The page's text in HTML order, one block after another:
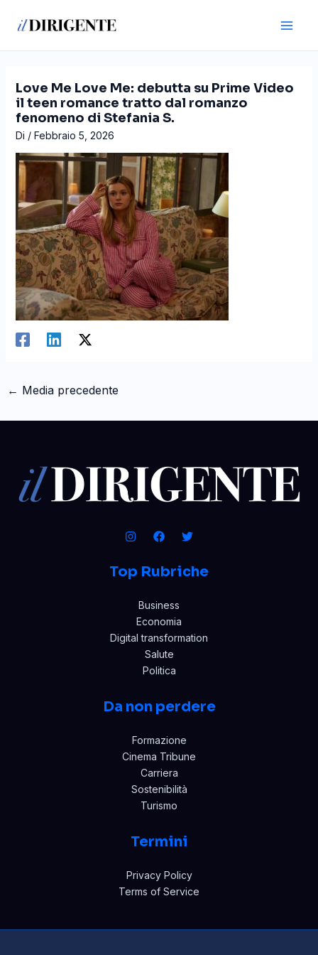
Love Me Love Me: debutta su Prime Video
il teen romance tratto dal romanzo
fenomeno di Stefania S.
Di / Febbraio 5, 2026
articoli
← Media precedente
Top Rubriche
Business
Economia
Digital transformation
Salute
Politica
Da non perdere
Formazione
Cinema Tribune
Carriera
Sostenibilità
Turismo
Termini
Privacy Policy
Terms of Service